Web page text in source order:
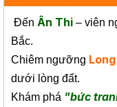
Đến Ân Thi – viên
Bắc.
Chiêm ngưỡng
dưới lòng đất.
Khám phá "bức